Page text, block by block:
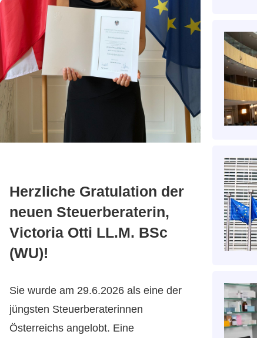
Herzliche Gratulation der
neuen Steuerberaterin,
Victoria Otti LL.M. BSc
(WU)!
Sie wurde am 29.6.2026 als eine der
jüngsten Steuerberaterinnen
Österreichs angelobt. Eine